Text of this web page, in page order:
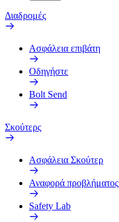
Διαδρομές
Ασφάλεια επιβάτη
Οδηγήστε
Bolt Send
Σκούτερς
Ασφάλεια Σκούτερ
Αναφορά προβλήματος
Safety Lab